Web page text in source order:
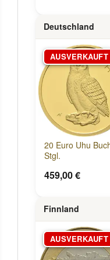
Deutschland
AUSVERKAUFT
20 Euro Uhu
Stgl.
459,00 €
Finnland
AUSVERKAUFT